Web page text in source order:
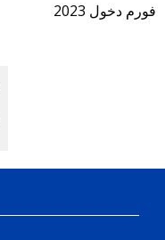
فورم دخول 2023